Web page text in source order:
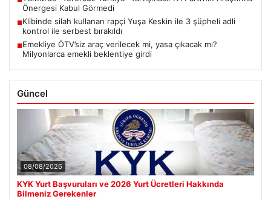
Önergesi Kabul Görmedi
■Klibinde silah kullanan rapçi Yuşa Keskin ile 3 şüpheli adli
kontrol ile serbest bırakıldı
■Emekliye ÖTV’siz araç verilecek mi, yasa çıkacak mı?
Milyonlarca emekli beklentiye girdi
Güncel
08/08/2026
KYK Yurt Başvuruları ve 2026 Yurt Ücretleri Hakkında
Bilmeniz Gerekenler